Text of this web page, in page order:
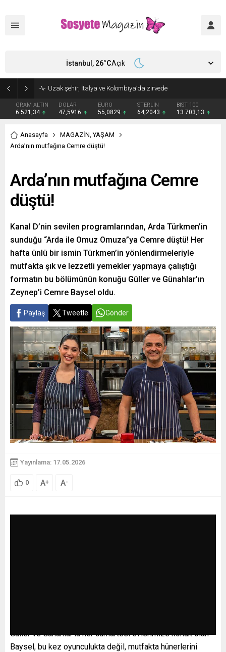
GRAM ALTIN
6.521,34
DOLAR
47,5916
EURO
55,0829
STERLİN
64,2043
BIST 100
13.703,13
İstanbul, 26°CAçık
Anasayfa MAGAZİN,YAŞAM
Arda’nın mutfağına Cemre düştü!
Arda’nın mutfağına Cemre
düştü!
Kanal D’nin sevilen programlarından, Arda Türkmen’in
sunduğu “Arda ile Omuz Omuza”ya Cemre düştü! Her
hafta ünlü bir ismin Türkmen’in yönlendirmeleriyle
mutfakta şık ve lezzetli yemekler yapmaya çalıştığı
formatın bu bölümünün konuğu Güller ve Günahlar’ın
Zeynep’i Cemre Baysel oldu.
Paylaş Tweetle Gönder
Yayınlama: 17.05.2026
0 A+ A-
Güller ve Günahlar’la her cumartesi evlerimize konuk olan
Baysel, bu kez oyunculukta değil, mutfakta hünerlerini